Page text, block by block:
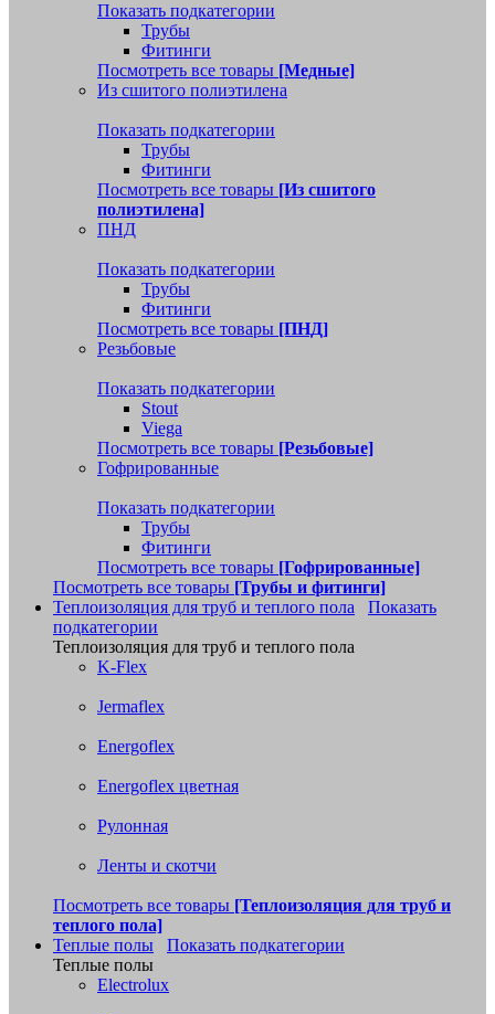
Показать подкатегории
Трубы
Фитинги
Посмотреть все товары [Медные]
Из сшитого полиэтилена
Показать подкатегории
Трубы
Фитинги
Посмотреть все товары [Из сшитого
полиэтилена]
ПНД
Показать подкатегории
Трубы
Фитинги
Посмотреть все товары [ПНД]
Резьбовые
Показать подкатегории
Stout
Viega
Посмотреть все товары [Резьбовые]
Гофрированные
Показать подкатегории
Трубы
Фитинги
Посмотреть все товары [Гофрированные]
Посмотреть все товары [Трубы и фитинги]
Теплоизоляция для труб и теплого пола
Показать
подкатегории
Теплоизоляция для труб и теплого пола
K-Flex
Jermaflex
Energoflex
Energoflex цветная
Рулонная
Ленты и скотчи
Посмотреть все товары [Теплоизоляция для труб и
теплого пола]
Теплые полы
Показать подкатегории
Теплые полы
Electrolux